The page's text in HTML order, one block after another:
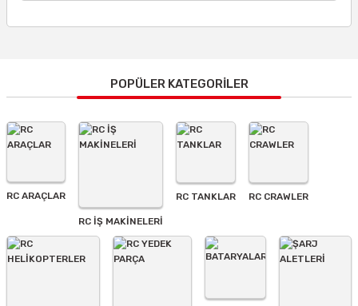
Görüş ve önerileriniz için teşekkür ederiz.
Ürün resmi kalitesiz, bozuk veya görüntülenemiyor.
Ürün açıklamasında eksik bilgiler bulunuyor.
Ürün fiyatı diğer sitelerden daha pahalı.
Bu ürüne benzer farklı alternatifler olmalı.
POPÜLER KATEGORİLER
RC ARAÇLAR
RC İŞ MAKİNELERİ
RC TANKLAR RC CRAWLER